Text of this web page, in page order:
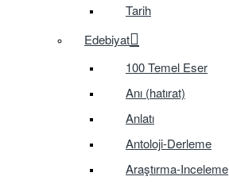
Tarih
Edebiyat
100 Temel Eser
Anı (hatırat)
Anlatı
Antoloji-Derleme
Araştırma-Inceleme